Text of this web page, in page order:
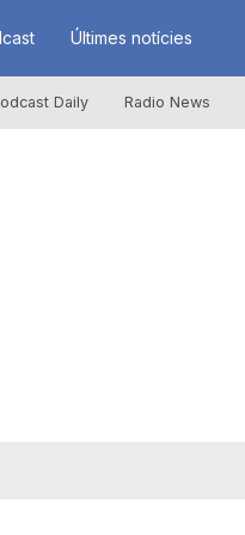
Últimes notícies
Daily Radio News